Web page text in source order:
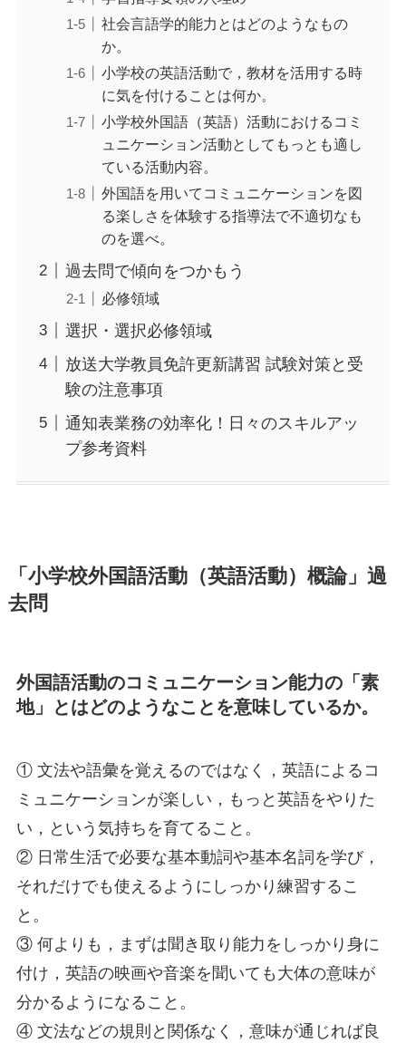
社会言語学的能力とはどのようなもの
か。
小学校の英語活動で，教材を活用する時
に気を付けることは何か。
小学校外国語（英語）活動におけるコミ
ュニケーション活動としてもっとも適し
ている活動内容。
外国語を用いてコミュニケーションを図
る楽しさを体験する指導法で不適切なも
のを選べ。
過去問で傾向をつかもう
必修領域
選択・選択必修領域
放送大学教員免許更新講習 試験対策と受
験の注意事項
通知表業務の効率化！日々のスキルアッ
プ参考資料
「小学校外国語活動（英語活動）概論」過
去問
外国語活動のコミュニケーション能力の「素
地」とはどのようなことを意味しているか。
① 文法や語彙を覚えるのではなく，英語によるコ
ミュニケーションが楽しい，もっと英語をやりた
い，という気持ちを育てること。
② 日常生活で必要な基本動詞や基本名詞を学び，
それだけでも使えるようにしっかり練習するこ
と。
③ 何よりも，まずは聞き取り能力をしっかり身に
付け，英語の映画や音楽を聞いても大体の意味が
分かるようになること。
④ 文法などの規則と関係なく，意味が通じれば良